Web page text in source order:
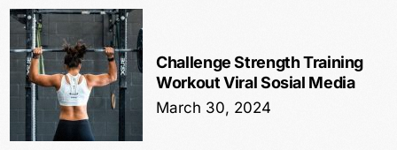
Challenge Strength Training
Workout Viral Sosial Media
March 30, 2024